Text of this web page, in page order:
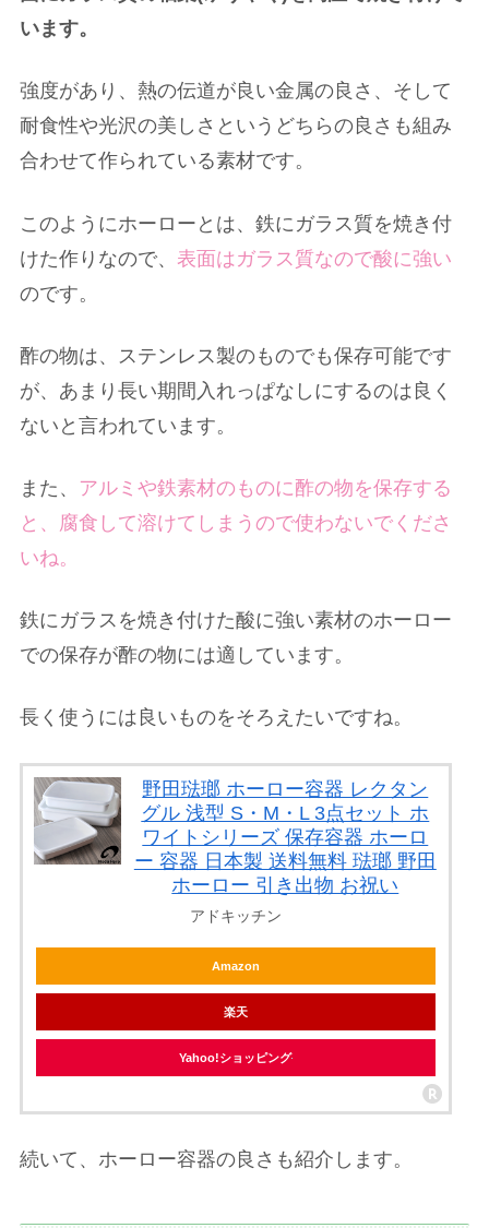
います。
強度があり、熱の伝道が良い金属の良さ、そして
耐食性や光沢の美しさというどちらの良さも組み
合わせて作られている素材です。
このようにホーローとは、鉄にガラス質を焼き付
けた作りなので、 表面はガラス質なので酸に強い
のです。
酢の物は、ステンレス製のものでも保存可能です
が、あまり長い期間入れっぱなしにするのは良く
ないと言われています。
また、 アルミや鉄素材のものに酢の物を保存する
と、腐食して溶けてしまうので使わないでくださ
いね。
鉄にガラスを焼き付けた酸に強い素材のホーロー
での保存が酢の物には適しています。
長く使うには良いものをそろえたいですね。
野田琺瑯 ホーロー容器 レクタン
グル 浅型 S・M・L 3点セット ホ
ワイトシリーズ 保存容器 ホーロ
ー 容器 日本製 送料無料 琺瑯 野田
ホーロー 引き出物 お祝い
アドキッチン
Amazon
楽天
Yahoo!ショッピング
続いて、ホーロー容器の良さも紹介します。